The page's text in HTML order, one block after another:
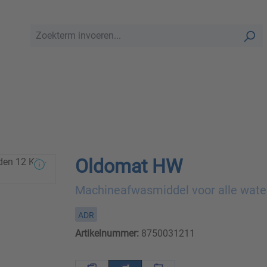
Oldomat HW
Machineafwasmiddel voor alle
ADR
Artikelnummer:8750031211